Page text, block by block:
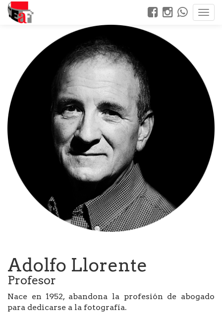
Adolfo Llorente
Profesor
Nace en 1952, abandona la profesión de abogado
para dedicarse a la fotografía.